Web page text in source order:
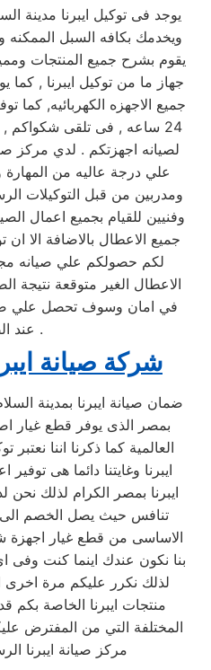
يوجد فى توكيل ايبرنا
ويخدمك بكافه السبل
يقوم بشرح جميع المنتجات
جهاز ما من توكيل ايبرنا ,
جميع الاجهزه الكهربائيه, كما
24 ساعه , فى تلقى شكواكم
لصيانه اجهزتكم . لدي مركز
علي درجة عاليه من المهارة
ومدربين من قبل التوكيلات
وفنيين للقيام بجميع اعمال
جميع الاعطال بالاضافة الا ان
لكم حصولكم علي صيانه
الاعطال الغير متوقعة نتيجة
في امان وسوف تحصل علي
عند الضرورة .
شركة صيانة
ضمان صيانة ايبرنا بمدينة
بمصر الذى يوفر قطع غيار
العالمية كما ذكرنا اننا
ايبرنا وغايتنا دائما هى
ايبرنا بمصر الكرام لذلك نحن
الاساسى من قطع غيار اجهزة
بنا نكون عندك اينما كنت وفى
لذلك نكرر عليكم مرة
منتجات ايبرنا الخاصة بكم
المختلفة التي من المفترض
مركز صيانة ايبرنا الرسمى